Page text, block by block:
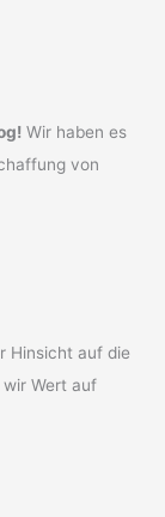
Wir haben es
von
Hinsicht auf die
wir Wert auf